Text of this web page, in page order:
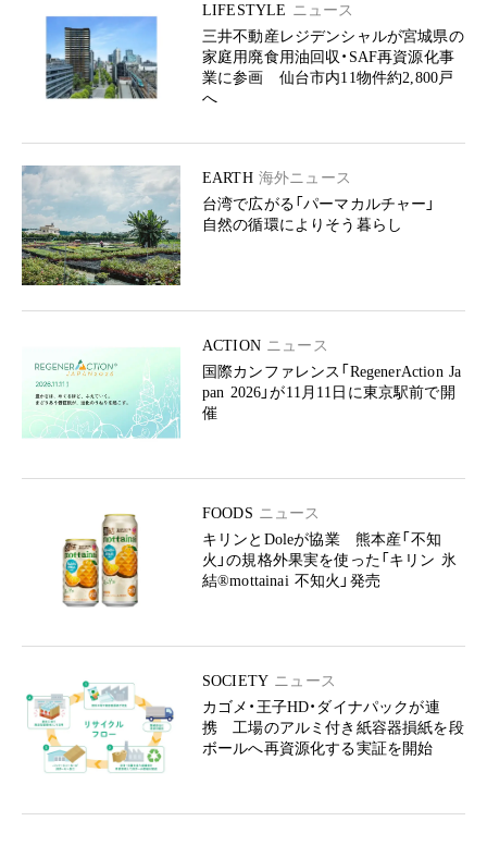
LIFESTYLE
ニュース
三井不動産レジデンシャルが宮城県の
家庭用廃食用油回収・SAF再資源化事
業に参画 仙台市内11物件約2,800戸
へ
EARTH 海外ニュース
台湾で広がる「パーマカルチャー」
自然の循環によりそう暮らし
ACTION ニュース
国際カンファレンス「RegenerAction Ja
pan 2026」が11月11日に東京駅前で開
催
FOODS ニュース
キリンとDoleが協業 熊本産「不知
火」の規格外果実を使った「キリン 氷
結®mottainai 不知火」発売
SOCIETY ニュース
カゴメ・王子HD・ダイナパックが連
携 工場のアルミ付き紙容器損紙を段
ボールへ再資源化する実証を開始